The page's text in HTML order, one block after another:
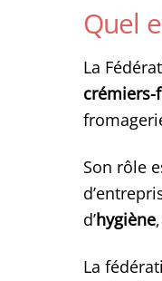
Quel
La
crémiers-
Son rôle
d’hygiène
La